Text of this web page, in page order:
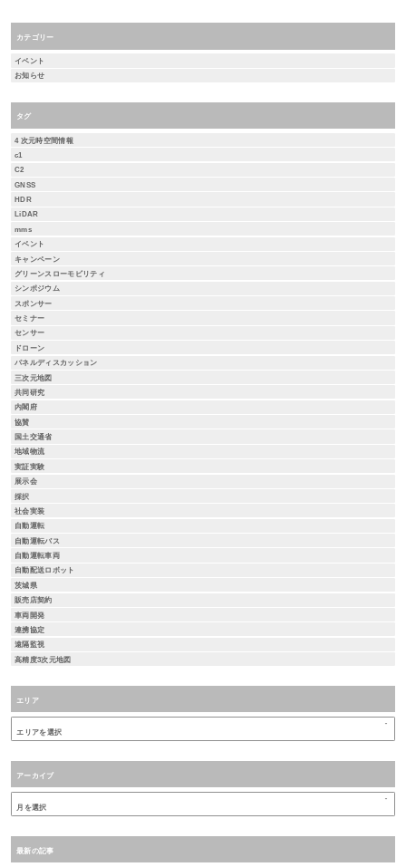
カテゴリー
イベント
お知らせ
タグ
4 次元時空間情報
c1
C2
GNSS
HDR
LiDAR
mms
イベント
キャンペーン
グリーンスローモビリティ
シンポジウム
スポンサー
セミナー
センサー
ドローン
パネルディスカッション
三次元地図
共同研究
内閣府
協賛
国土交通省
地域物流
実証実験
展示会
採択
社会実装
自動運転
自動運転バス
自動運転車両
自動配送ロボット
茨城県
販売店契約
車両開発
連携協定
遠隔監視
高精度3次元地図
エリア
アーカイブ
最新の記事